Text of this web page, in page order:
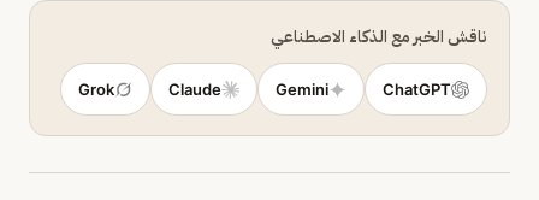
ناقش الخبر مع الذكاء الاصطناعي
ChatGPT
Gemini
Claude
Grok